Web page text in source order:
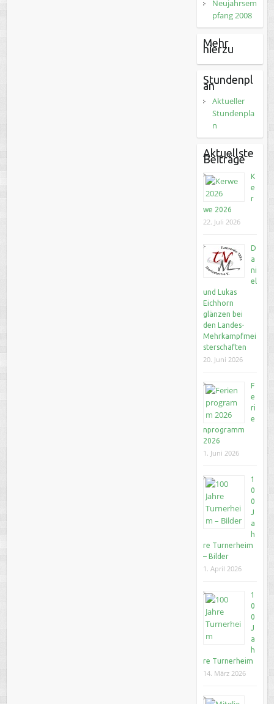
Neujahrsem
pfang 2008
Mehr
hierzu
Stundenpl
an
Aktueller
Stundenpla
n
Aktuellste
Beiträge
K
e
r
we 2026
22. Juli 2026
D
a
ni
el
und Lukas
Eichhorn
glänzen bei
den Landes-
Mehrkampfmei
sterschaften
20. Juni 2026
F
e
ri
e
nprogramm
2026
1. Juni 2026
1
0
0
J
a
h
re Turnerheim
– Bilder
1. April 2026
1
0
0
J
a
h
re Turnerheim
14. März 2026